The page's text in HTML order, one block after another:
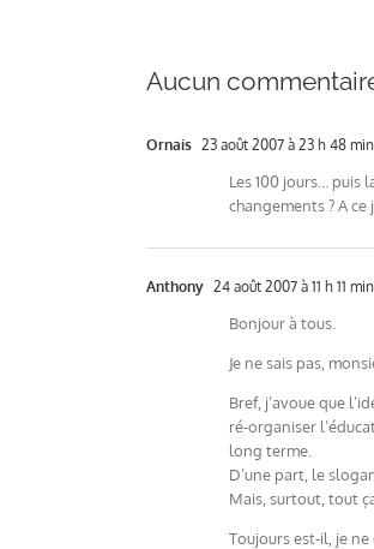
Aucun
Ornais 23 août 2007 à 23 h 48 min
Les 100 jours… puis
changements ? A ce
Anthony 24 août 2007 à 11 h 11 min
Bonjour à tous.
Je ne sais pas,
Bref, j’avoue que
ré-organiser
long terme.
D’une part, le
Mais, surtout, tout
Toujours est-il, je